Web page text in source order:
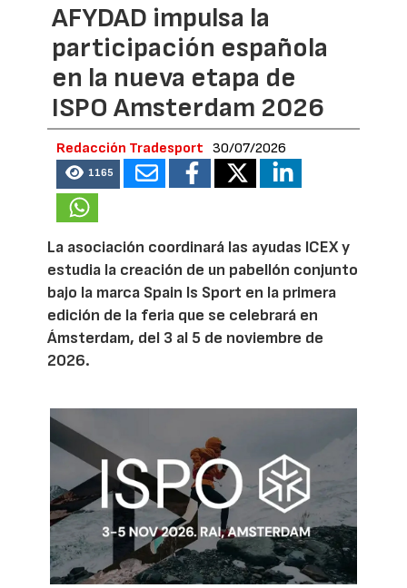
AFYDAD impulsa la
participación española
en la nueva etapa de
ISPO Amsterdam 2026
Redacción Tradesport 30/07/2026
1165
La asociación coordinará las ayudas ICEX y
estudia la creación de un pabellón conjunto
bajo la marca Spain Is Sport en la primera
edición de la feria que se celebrará en
Ámsterdam, del 3 al 5 de noviembre de
2026.